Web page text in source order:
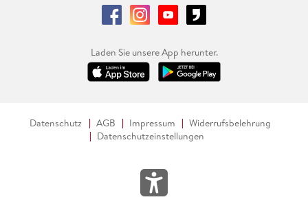
Laden Sie unsere App herunter.
Datenschutz AGB Impressum
Widerrufsbelehrung
Datenschutzeinstellungen